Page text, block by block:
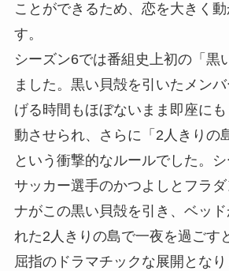
ことができるため、恋を大きく
す。
シーズン6では番組史上初の「黒
ました。黒い貝殻を引いたメン
げる時間もほぼないまま即座に
動させられ、さらに「2人きりの
という衝撃的なルールでした。
サッカー選手のかつよしとフラ
ナがこの黒い貝殻を引き、ベッ
れた2人きりの島で一夜を過ごす
屈指のドラマチックな展開となり